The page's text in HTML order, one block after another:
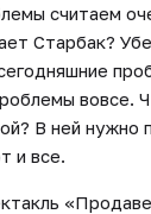
считаем
Старбак?
вовсе.
В ней нужно
и все.